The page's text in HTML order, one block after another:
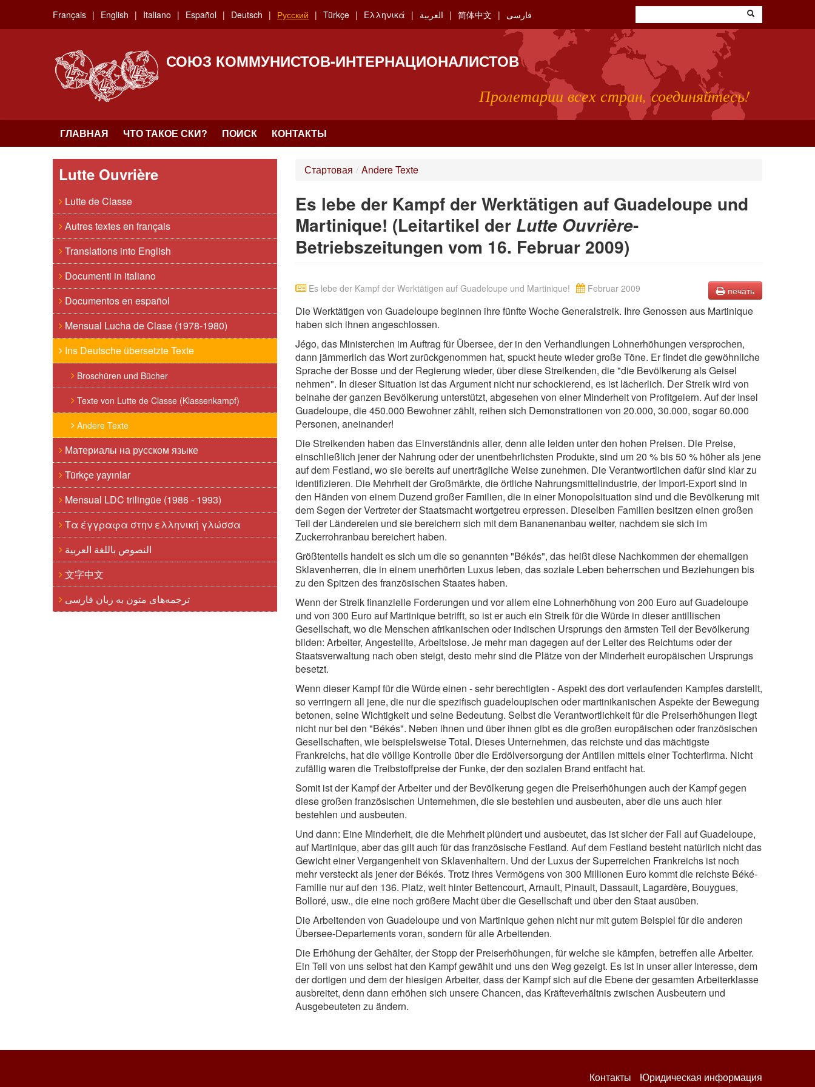
main
Français English Italiano Español Deutsch Русский Türkçe Ελληνικά العربية 简体中文 فارسی
СОЮЗ КОММУНИСТОВ-ИНТЕРНАЦИОНАЛИСТОВ
Пролетарии всех стран, соединяйтесь!
ГЛАВНАЯ ЧТО ТАКОЕ СКИ? ПОИСК КОНТАКТЫ
Lutte Ouvrière
Lutte de Classe
Autres textes en français
Translations into English
Documenti in italiano
Documentos en español
Mensual Lucha de Clase (1978-1980)
Ins Deutsche übersetzte Texte
Broschüren und Bücher
Texte von Lutte de Classe (Klassenkampf)
Andere Texte
Материалы на русском языке
Türkçe yayınlar
Mensual LDC trilingüe (1986 - 1993)
Τα έγγραφα στην ελληνική γλώσσα
النصوص باللغة العربية
文字中文
ترجمه‌های متون به زبان فارسی
Стартовая / Andere Texte
Es lebe der Kampf der Werktätigen auf Guadeloupe und
Martinique! (Leitartikel der Lutte Ouvrière-
Betriebszeitungen vom 16. Februar 2009)
печать
Es lebe der Kampf der Werktätigen auf Guadeloupe und Martinique! Februar 2009
Die Werktätigen von Guadeloupe beginnen ihre fünfte Woche Generalstreik. Ihre Genossen aus Martinique
haben sich ihnen angeschlossen.
Jégo, das Ministerchen im Auftrag für Übersee, der in den Verhandlungen Lohnerhöhungen versprochen,
dann jämmerlich das Wort zurückgenommen hat, spuckt heute wieder große Töne. Er findet die gewöhnliche
Sprache der Bosse und der Regierung wieder, über diese Streikenden, die "die Bevölkerung als Geisel
nehmen". In dieser Situation ist das Argument nicht nur schockierend, es ist lächerlich. Der Streik wird von
beinahe der ganzen Bevölkerung unterstützt, abgesehen von einer Minderheit von Profitgeiern. Auf der Insel
Guadeloupe, die 450.000 Bewohner zählt, reihen sich Demonstrationen von 20.000, 30.000, sogar 60.000
Personen, aneinander!
Die Streikenden haben das Einverständnis aller, denn alle leiden unter den hohen Preisen. Die Preise,
einschließlich jener der Nahrung oder der unentbehrlichsten Produkte, sind um 20 % bis 50 % höher als jene
auf dem Festland, wo sie bereits auf unerträgliche Weise zunehmen. Die Verantwortlichen dafür sind klar zu
identifizieren. Die Mehrheit der Großmärkte, die örtliche Nahrungsmittelindustrie, der Import-Export sind in
den Händen von einem Duzend großer Familien, die in einer Monopolsituation sind und die Bevölkerung mit
dem Segen der Vertreter der Staatsmacht wortgetreu erpressen. Dieselben Familien besitzen einen großen
Teil der Ländereien und sie bereichern sich mit dem Bananenanbau weiter, nachdem sie sich im
Zuckerrohranbau bereichert haben.
Größtenteils handelt es sich um die so genannten "Békés", das heißt diese Nachkommen der ehemaligen
Sklavenherren, die in einem unerhörten Luxus leben, das soziale Leben beherrschen und Beziehungen bis
zu den Spitzen des französischen Staates haben.
Wenn der Streik finanzielle Forderungen und vor allem eine Lohnerhöhung von 200 Euro auf Guadeloupe
und von 300 Euro auf Martinique betrifft, so ist er auch ein Streik für die Würde in dieser antillischen
Gesellschaft, wo die Menschen afrikanischen oder indischen Ursprungs den ärmsten Teil der Bevölkerung
bilden: Arbeiter, Angestellte, Arbeitslose. Je mehr man dagegen auf der Leiter des Reichtums oder der
Staatsverwaltung nach oben steigt, desto mehr sind die Plätze von der Minderheit europäischen Ursprungs
besetzt.
Wenn dieser Kampf für die Würde einen - sehr berechtigten - Aspekt des dort verlaufenden Kampfes darstellt,
so verringern all jene, die nur die spezifisch guadeloupischen oder martinikanischen Aspekte der Bewegung
betonen, seine Wichtigkeit und seine Bedeutung. Selbst die Verantwortlichkeit für die Preiserhöhungen liegt
nicht nur bei den "Békés". Neben ihnen und über ihnen gibt es die großen europäischen oder französischen
Gesellschaften, wie beispielsweise Total. Dieses Unternehmen, das reichste und das mächtigste
Frankreichs, hat die völlige Kontrolle über die Erdölversorgung der Antillen mittels einer Tochterfirma. Nicht
zufällig waren die Treibstoffpreise der Funke, der den sozialen Brand entfacht hat.
Somit ist der Kampf der Arbeiter und der Bevölkerung gegen die Preiserhöhungen auch der Kampf gegen
diese großen französischen Unternehmen, die sie bestehlen und ausbeuten, aber die uns auch hier
bestehlen und ausbeuten.
Und dann: Eine Minderheit, die die Mehrheit plündert und ausbeutet, das ist sicher der Fall auf Guadeloupe,
auf Martinique, aber das gilt auch für das französische Festland. Auf dem Festland besteht natürlich nicht das
Gewicht einer Vergangenheit von Sklavenhaltern. Und der Luxus der Superreichen Frankreichs ist noch
mehr versteckt als jener der Békés. Trotz ihres Vermögens von 300 Millionen Euro kommt die reichste Béké-
Familie nur auf den 136. Platz, weit hinter Bettencourt, Arnault, Pinault, Dassault, Lagardère, Bouygues,
Bolloré, usw., die eine noch größere Macht über die Gesellschaft und über den Staat ausüben.
Die Arbeitenden von Guadeloupe und von Martinique gehen nicht nur mit gutem Beispiel für die anderen
Übersee-Departements voran, sondern für alle Arbeitenden.
Die Erhöhung der Gehälter, der Stopp der Preiserhöhungen, für welche sie kämpfen, betreffen alle Arbeiter.
Ein Teil von uns selbst hat den Kampf gewählt und uns den Weg gezeigt. Es ist in unser aller Interesse, dem
der dortigen und dem der hiesigen Arbeiter, dass der Kampf sich auf die Ebene der gesamten Arbeiterklasse
ausbreitet, denn dann erhöhen sich unsere Chancen, das Kräfteverhältnis zwischen Ausbeutern und
Ausgebeuteten zu ändern.
Контакты Юридическая информация